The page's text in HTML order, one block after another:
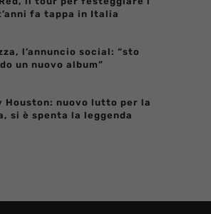
fa tappa in Italia
l’annuncio social: “sto
un nuovo album”
Houston: nuovo lutto per la
si è spenta la leggenda